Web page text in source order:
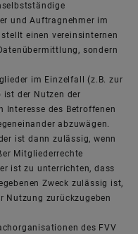
und Auftragnehmer im
stellt einen vereinsinternen
sondern
im Einzelfall (z.B. zur
ist der Nutzen der
Interesse des Betroffenen
abzuwägen.
ist dann zulässig, wenn
Mitgliederrechte
ist zu unterrichten, dass
Zweck zulässig ist,
Nutzung zurückzugeben
des FVV